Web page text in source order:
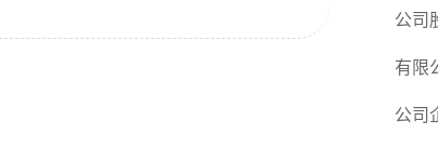
公司
确认
合什
有限
么样
公司